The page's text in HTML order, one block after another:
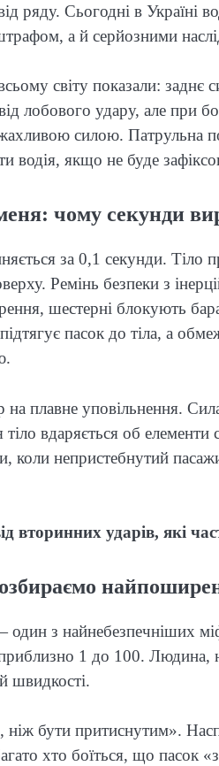
ряду. Сьогодні в Україні
а й серйозними
світу показали: заднє
лобового удару, але при
силою. Патрульна
водія, якщо не буде
чому секунди
за 0,1 секунди. Тіло
Ремінь безпеки з
шестерні блокують
пасок до тіла, а
плавне уповільнення.
вдаряється об
коли непристебнутий
вторинних ударів, які
з найнебезпечніших
1 до 100. Людина,
швидкості.
бути притиснутим».
хто боїться, що пасок